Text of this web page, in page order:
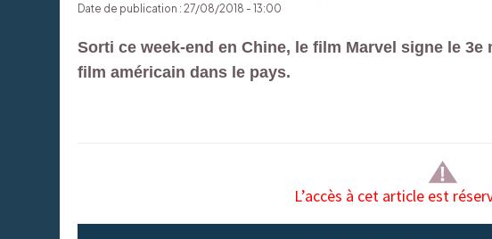
Date de publication : 27/08/2018 - 13:00
Sorti ce week-end en Chine, le film Marvel signe le
film américain dans le pays.
L’accès à cet article est